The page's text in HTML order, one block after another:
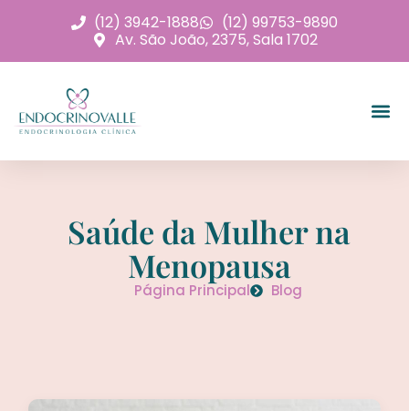
(12) 3942-1888
(12) 99753-9890
Av. São João, 2375, Sala 1702
Saúde da Mulher na
Menopausa
Página Principal Blog